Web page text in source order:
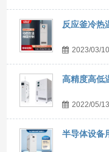
反应釜冷热
2023/03/10
高精度高低
2022/05/13
半导体设备